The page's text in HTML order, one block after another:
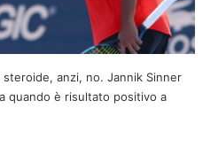
anzi, no. Jannik Sinner
quando è risultato positivo a